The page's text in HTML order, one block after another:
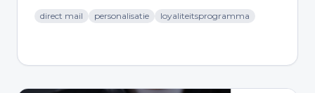
direct mail personalisatie loyaliteitsprogramma